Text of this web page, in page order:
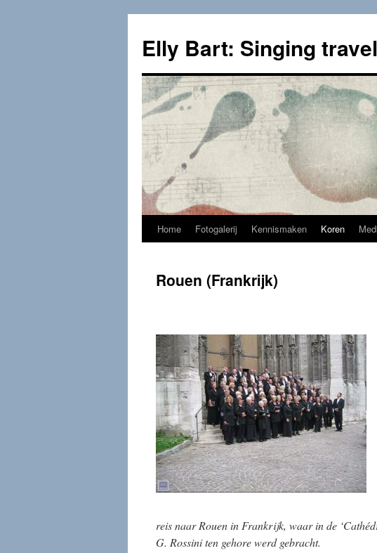
content
Elly Bart: Singing
Home Fotogalerij Kennismaken Koren
Rouen (Frankrijk)
reis naar Rouen in Frankrijk, waar in de
G. Rossini ten gehore werd gebracht.